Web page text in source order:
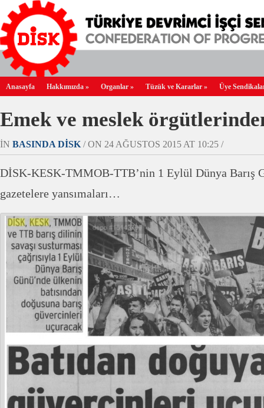
Anasayfa Hakkımızda » Organlar » Tüzük ve Kararlar » Üye
Emek ve meslek
IN BASINDA DİSK/ ON 24 AĞUSTOS 2015 AT 10:25 /
DİSK-KESK-TMMOB-TTB’nin 1 Eylül Dünya Barış
gazetelere yansımaları…